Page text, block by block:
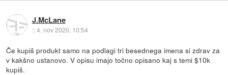
J.McLane
::4. nov 2020, 10:54
Če kupiš produkt samo na podlagi tri besednega imena si zdrav za
v kakšno ustanovo. V opisu imajo točno opisano kaj s temi $10k
kupiš.